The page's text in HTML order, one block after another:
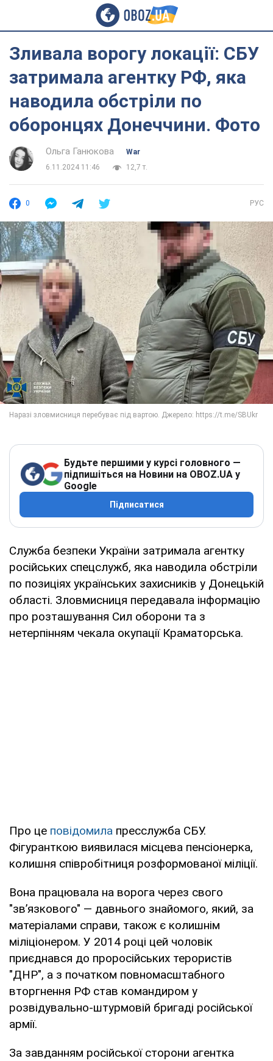
Зливала ворогу локації: СБУ
затримала агентку РФ, яка
наводила обстріли по
оборонцях Донеччини. Фото
Ольга Ганюкова
War
6.11.2024 11:46
12,7 т.
0 РУС
Будьте першими у курсі головного —
підпишіться на Новини на OBOZ.UA у
Google
Підписатися
Служба безпеки України затримала агентку
російських спецслужб, яка наводила обстріли
по позиціях українських захисників у Донецькій
області. Зловмисниця передавала інформацію
про розташування Сил оборони та з
нетерпінням чекала окупації Краматорська.
Про це повідомила пресслужба СБУ.
Фігуранткою виявилася місцева пенсіонерка,
колишня співробітниця розформованої міліції.
Вона працювала на ворога через свого
"зв’язкового" — давнього знайомого, який, за
матеріалами справи, також є колишнім
міліціонером. У 2014 році цей чоловік
приєднався до проросійських терористів
"ДНР", а з початком повномасштабного
вторгнення РФ став командиром у
розвідувально-штурмовій бригаді російської
армії.
За завданням російської сторони агентка